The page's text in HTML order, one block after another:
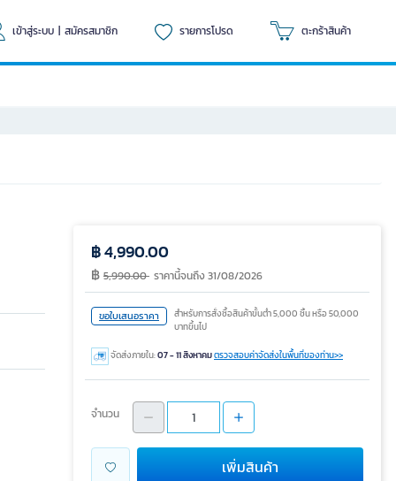
เข้าสู่ระบบ | สมัครสมาชิก รายการโปรด ตะกร้าสินค้า
฿ 4,990.00
฿ 5,990.00 ราคานี้จนถึง 31/08/2026
ขอใบเสนอราคา
สำหรับการสั่งซื้อสินค้าขั้นต่ำ 5,000 ชิ้น หรือ 50,000
บาทขึ้นไป
จัดส่งภายใน:07 - 11 สิงหาคมตรวจสอบค่าจัดส่งในพื้นที่ของท่าน>>
จำนวน
เพิ่มสินค้า